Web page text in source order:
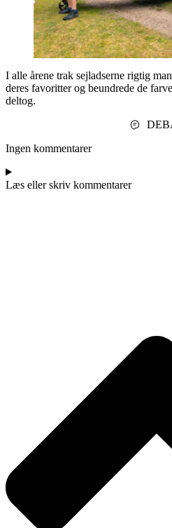
I alle årene trak sejladserne rigtig
deres favoritter og beundrede de
deltog.
Ingen kommentarer
Læs eller skriv kommentarer